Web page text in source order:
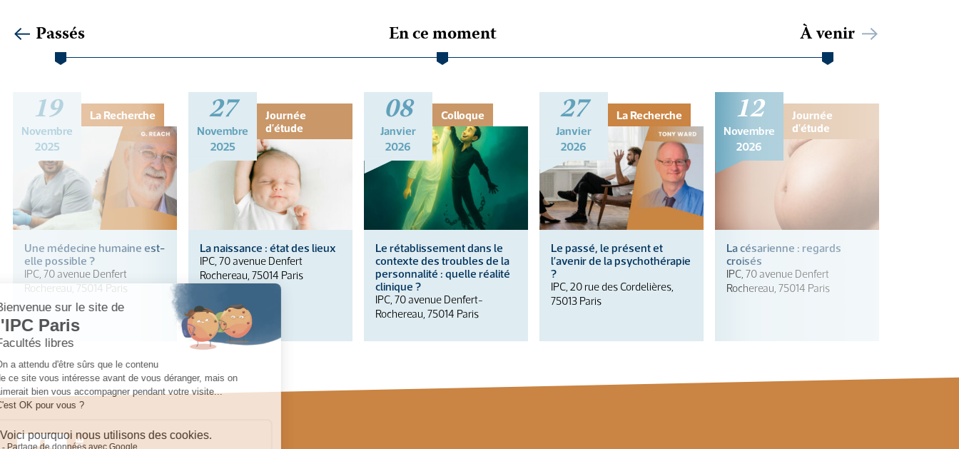
Passés En ce moment À venir
19
Novembre
2025
La Recherche
Une médecine humaine est-
elle possible ?
IPC, 70 avenue Denfert
Rochereau, 75014 Paris
27
Novembre
2025
Journée
d'étude
La naissance : état des lieux
IPC, 70 avenue Denfert
Rochereau, 75014 Paris
08
Janvier
2026
Colloque
Le rétablissement dans le
contexte des troubles de la
personnalité : quelle réalité
clinique ?
IPC, 70 avenue Denfert-
Rochereau, 75014 Paris
27
Janvier
2026
La Recherche
Le passé, le présent et
l’avenir de la psychothérapie
?
IPC, 20 rue des Cordelières,
75013 Paris
12
Novembre
2026
Journée
d'étude
La césarienne : regards
croisés
IPC, 70 avenue Denfert
Rochereau, 75014 Paris